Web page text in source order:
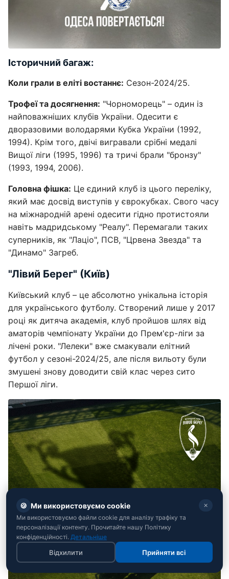
Історичний багаж:
Коли грали в еліті востаннє: Сезон-2024/25.
Трофеї та досягнення: "Чорноморець" – один із
найповажніших клубів України. Одесити є
дворазовими володарями Кубка України (1992,
1994). Крім того, двічі вигравали срібні медалі
Вищої ліги (1995, 1996) та тричі брали "бронзу"
(1993, 1994, 2006).
Головна фішка: Це єдиний клуб із цього переліку,
який має досвід виступів у єврокубках. Свого часу
на міжнародній арені одесити гідно протистояли
навіть мадридському "Реалу". Перемагали таких
суперників, як "Лаціо", ПСВ, "Црвена Звезда" та
"Динамо" Загреб.
"Лівий Берег" (Київ)
Київський клуб – це абсолютно унікальна історія
для українського футболу. Створений лише у 2017
році як дитяча академія, клуб пройшов шлях від
аматорів чемпіонату України до Прем'єр-ліги за
лічені роки. "Лелеки" вже смакували елітний
футбол у сезоні-2024/25, але після вильоту були
змушені знову доводити свій клас через сито
Першої ліги.
🍪 Ми використовуємо cookie ✕
Ми використовуємо файли cookie для аналізу трафіку та
персоналізації контенту. Прочитайте нашу Політику
конфіденційності. Детальніше
Відхилити Прийняти всі